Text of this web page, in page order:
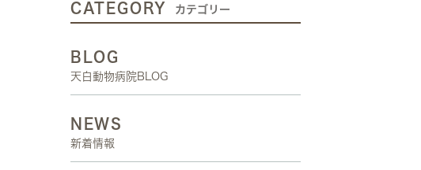
CATEGORY カテゴリー
BLOG
天白動物病院BLOG
NEWS
新着情報